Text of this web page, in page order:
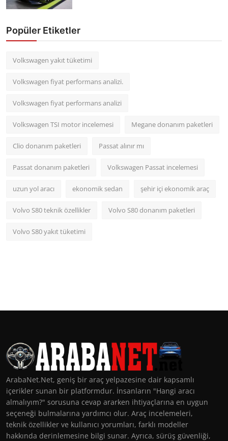
Popüler Etiketler
Volkswagen yakıt tüketimi
Volkswagen fiyat performans analizi.
Volkswagen fiyat performans analizi
Volkswagen TSI motor incelemesi Megane donanım paketleri
Clio donanım paketleri Passat alınır mı
Passat donanım paketleri Volkswagen Passat incelemesi
uzun yol aracı ekonomik sedan şehir içi ekonomik araç
Volvo S80 teknik özellikler Volvo S80 donanım paketleri
Volvo S80 yakıt tüketimi
ArabaNet.Net, geniş bir araç yelpazesine dair kapsamlı
içerikler sunan bir platformdur. İnsanların "Hangi aracı
almalıyım?" sorusuna cevap ararken ihtiyaçlarına en uygun
seçeneği bulmalarına yardımcı olur. Araç incelemeleri,
teknik özellikler ve kullanıcı yorumları, farklı modeller
hakkında derinlemesine bilgi sunar. Ayrıca, sürüş güvenliği,